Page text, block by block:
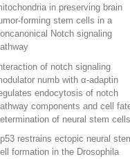
in preserving brain
forming stem cells in a
Notch signaling
of notch signaling
numb with α-adaptin
endocytosis of notch
components and cell
of neural stem cells
restrains ectopic neural
formation in the Drosophila